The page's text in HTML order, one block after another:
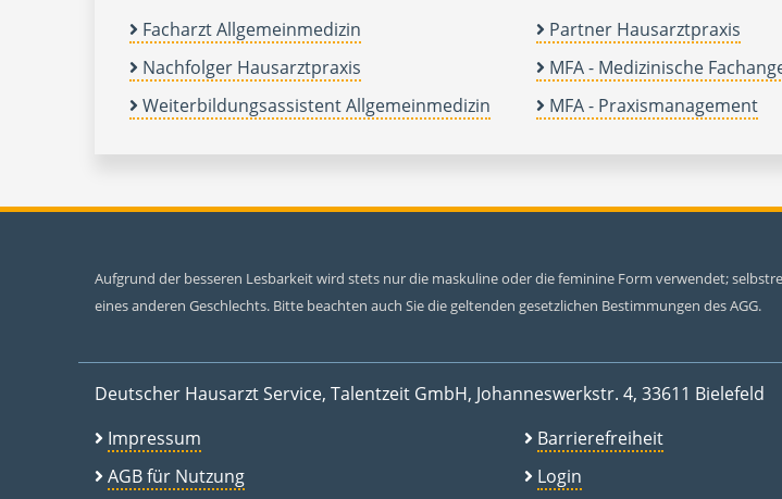
Facharzt Allgemeinmedizin
Nachfolger Hausarztpraxis
Weiterbildungsassistent Allgemeinmedizin
Partner Hausarztpraxis
MFA - Medizinische
MFA - Praxismanagement
Aufgrund der besseren Lesbarkeit wird stets nur die maskuline oder die feminine Form verwendet;
eines anderen Geschlechts. Bitte beachten auch Sie die geltenden gesetzlichen Bestimmungen des AGG.
Deutscher Hausarzt Service, Talentzeit GmbH, Johanneswerkstr. 4, 33611 Bielefeld
Impressum
AGB für Nutzung
Barrierefreiheit
Login